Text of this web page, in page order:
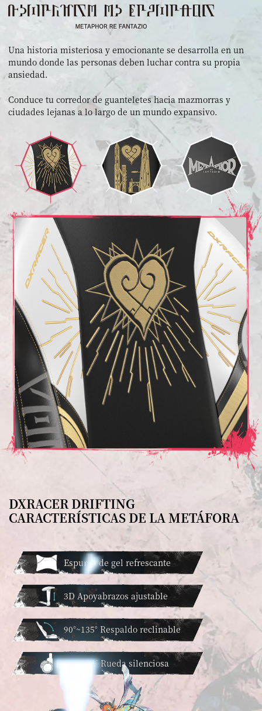
Una historia misteriosa y emocionante se desarrolla en un
mundo donde las personas deben luchar contra su propia
ansiedad.
Conduce tu corredor de guanteletes hacia mazmorras y
ciudades lejanas a lo largo de un mundo expansivo.
DXRACER DRIFTING
CARACTERÍSTICAS DE LA METÁFORA
Espuma de gel refrescante
3D Apoyabrazos ajustable
90°~135° Respaldo reclinable
2.36'' PU Rueda silenciosa